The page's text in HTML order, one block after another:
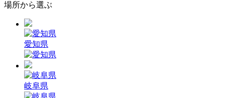
場所から選ぶ
愛知県
岐阜県